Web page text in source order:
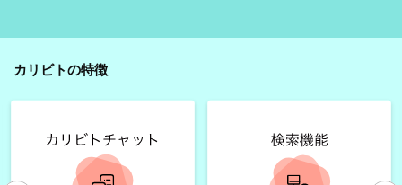
カリビトの特徴